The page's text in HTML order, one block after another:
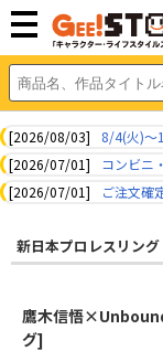
[2026/08/03]
8/4(火)～
[2026/07/01]
コンビニ
[2026/07/01]
ご注文確
新日本プロレスリング
鷹木信悟
グ]